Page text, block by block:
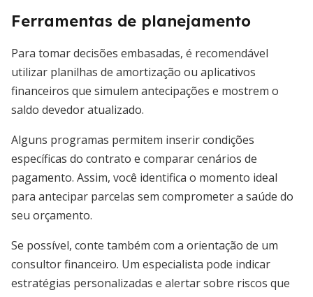
Ferramentas de planejamento
Para tomar decisões embasadas, é recomendável
utilizar planilhas de amortização ou aplicativos
financeiros que simulem antecipações e mostrem o
saldo devedor atualizado.
Alguns programas permitem inserir condições
específicas do contrato e comparar cenários de
pagamento. Assim, você identifica o momento ideal
para antecipar parcelas sem comprometer a saúde do
seu orçamento.
Se possível, conte também com a orientação de um
consultor financeiro. Um especialista pode indicar
estratégias personalizadas e alertar sobre riscos que